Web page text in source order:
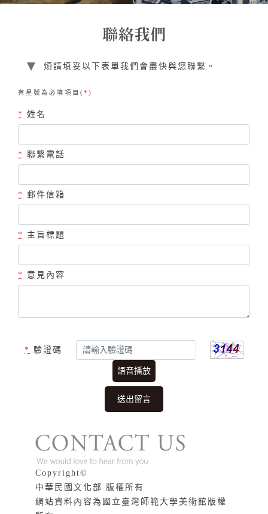
煩請填妥以下表單我們會盡快與您聯繫。
有星號為必填項目(* )
* 姓名
* 聯繫電話
* 郵件信箱
* 主旨標題
* 意見內容
* 驗證碼
語音播放
版權說明
Copyright©
中華民國文化部 版權所有
網站資料內容為國立臺灣師範大學美術館版權